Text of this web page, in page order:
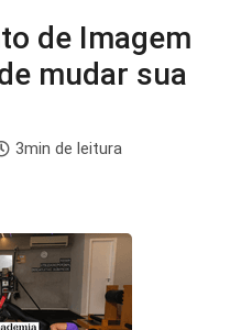
de Imagem
mudar sua
3min de leitura